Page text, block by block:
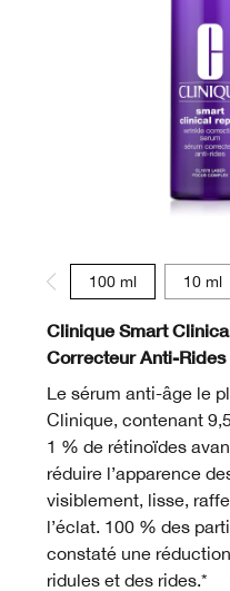
100 ml 10 ml
Clinique Smart
Correcteur Anti-Rides
Le sérum anti-âge le
Clinique, contenant
1 % de rétinoïdes
réduire l’apparence
visiblement, lisse,
l’éclat. 100 % des
constaté une
ridules et des rides.*